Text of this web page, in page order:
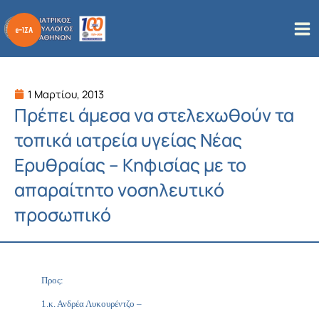
στο
περιεχόμενο
1 Μαρτίου, 2013
Πρέπει άμεσα να στελεχωθούν τα
τοπικά ιατρεία υγείας Νέας
Ερυθραίας – Κηφισίας με το
απαραίτητο νοσηλευτικό
προσωπικό
Προς:
1.κ. Ανδρέα Λυκουρέντζο –